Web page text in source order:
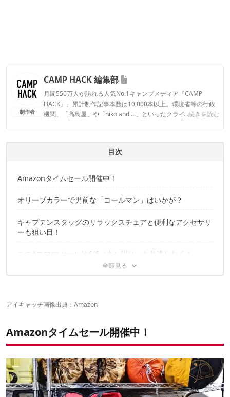
制作者
CAMP HACK 編集部
月間550万人が訪れる人気No.1キャンプメディア『CAMP
HACK』。累計制作記事本数は10,000本以上。環境省等の行政
機関、「髙島屋」や「niko and ...」といったクライアントとの
...続きを読む
CAMP HACK 編集部のプロフィール
目次
Amazonタイムセール開催中！
オリーブカラーで男前な「コールマン」はいかが？
キャプテンスタッグのリラックスチェアと便利なアクセサリ
ーも狙い目！
このAmazonセールは6/6（土）限り、お見逃しなく！
アイキャッチ画像出典： Amazon
Amazonタイムセール開催中！